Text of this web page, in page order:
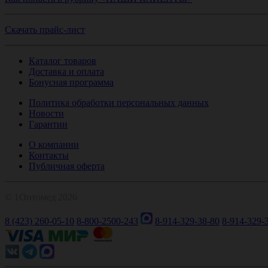
Скачать прайс-лист
Каталог товаров
Доставка и оплата
Бонусная программа
Политика обработки персональных данных
Новости
Гарантии
О компании
Контакты
Публичная оферта
8 (423) 260-05-10 8-800-2500-243 8-914-329-38-80 8-914-329-